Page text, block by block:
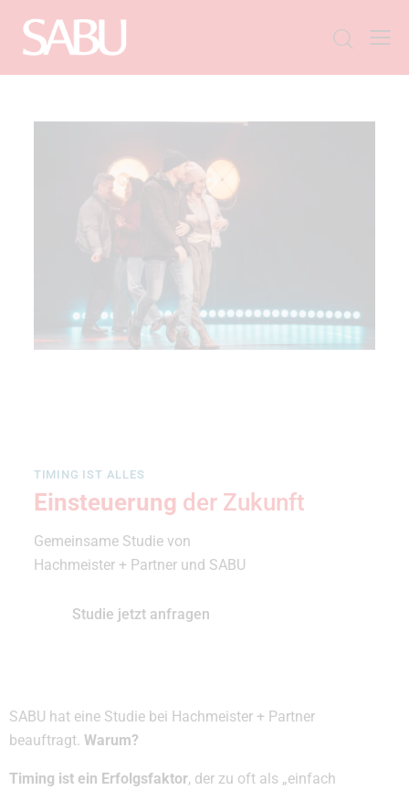
TIMING IST ALLES
Einsteuerung der Zukunft
Gemeinsame Studie von
Hachmeister + Partner und SABU
Studie jetzt anfragen
SABU hat eine Studie bei Hachmeister + Partner
beauftragt. Warum?
Timing ist ein Erfolgsfaktor, der zu oft als „einfach